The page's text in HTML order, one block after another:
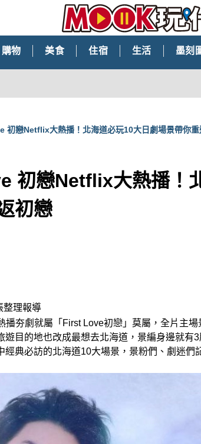
購物 美食 住宿 生活 墨刻
初戀Netflix大熱播！北海道必玩10大日劇場景帶你重
初戀Netflix大熱播！
初戀
整理報導
播夯劇就屬「First Love初戀」莫屬，全片主
遊目的地也改成最想去北海道，景編身邊就有
經典必訪的北海道10大場景，景粉們、劇迷們